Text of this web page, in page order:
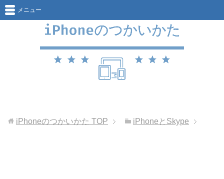
メニュー
iPhoneのつかいかた TOP iPhoneとSkype